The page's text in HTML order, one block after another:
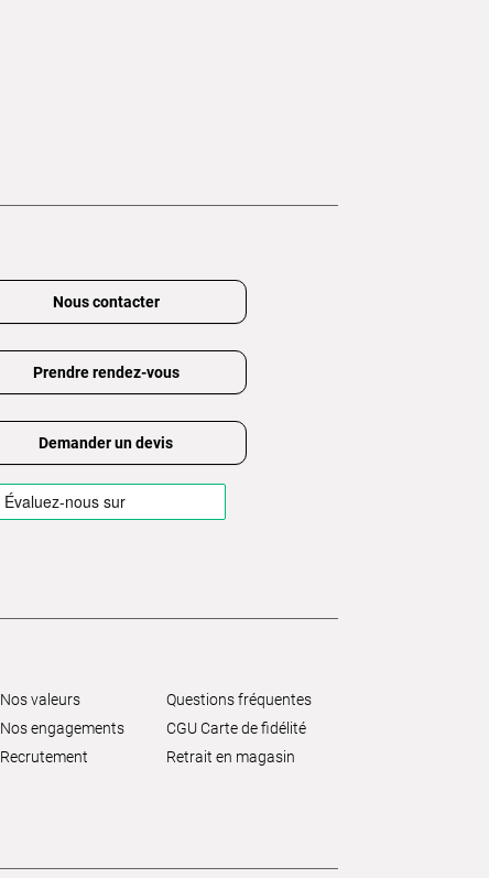
Nous contacter
Prendre rendez-vous
Demander un devis
Nos valeurs
Nos engagements
Recrutement
Questions fréquentes
CGU Carte de fidélité
Retrait en magasin